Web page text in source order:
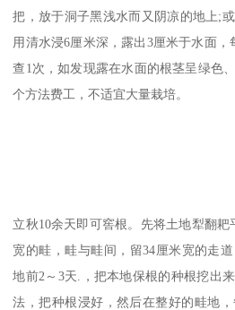
把，放于洞子黑浅水而又阴凉的地上;
用清水浸6厘米深，露出3厘米于水面
查1次，如发现露在水面的根茎呈绿色
个方法费工，不适宜大量栽培。
立秋10余天即可窖根。先将土地犁翻耙
宽的畦，畦与畦间，留34厘米宽的走
地前2～3天.，把本地保根的种根挖出
法，把种根浸好，然后在整好的畦地